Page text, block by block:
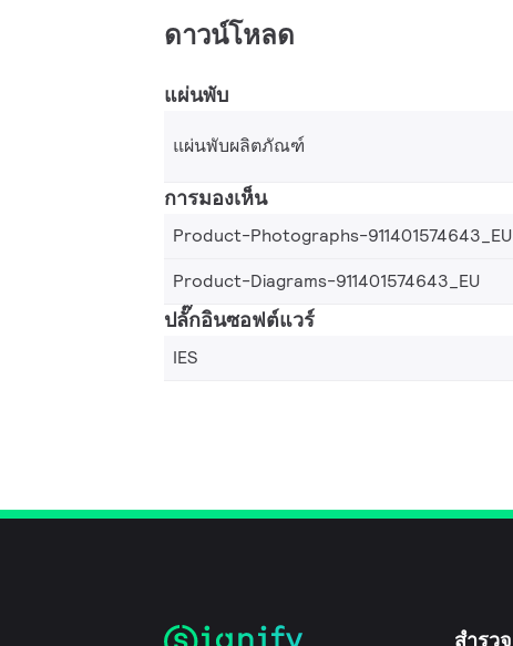
ดาวน์โหลด
แผ่นพับ
แผ่นพับผลิตภัณฑ์
การมองเห็น
Product-Photographs-911401574643_EU
Product-Diagrams-911401574643_EU
ปลั๊กอินซอฟต์แวร์
IES
สำรวจ